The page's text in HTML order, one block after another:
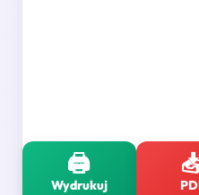
🖨️
Wydrukuj